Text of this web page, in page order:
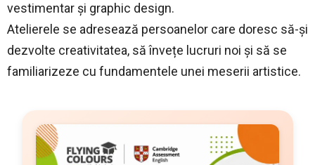
vestimentar şi graphic design.
Atelierele se adresează persoanelor care doresc să-și
dezvolte creativitatea, să învețe lucruri noi și să se
familiarizeze cu fundamentele unei meserii artistice.